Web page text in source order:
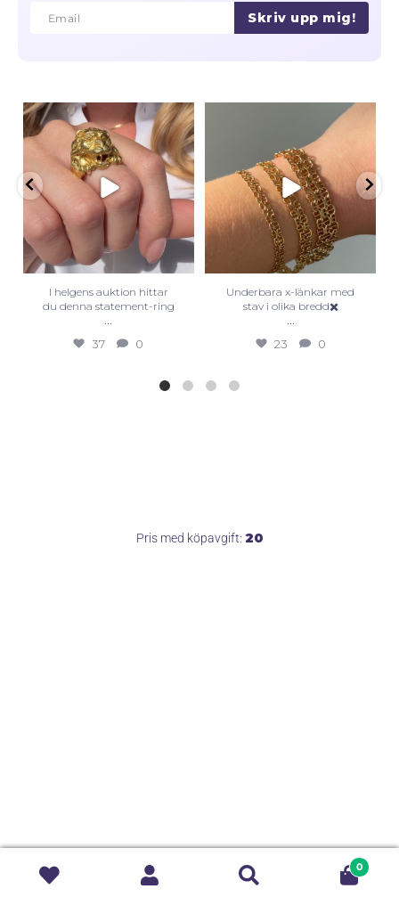
0
Email
Email Skriv upp mig!
I helgens auktion hittar
du denna statement-ring
...
37 0
Underbara x-länkar med
stav i olika bredd✖️
...
23 0
Pris med köpavgift: 20